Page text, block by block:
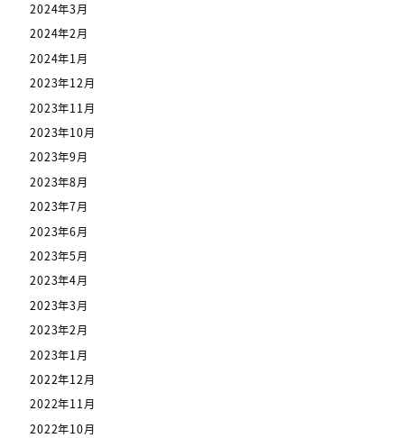
2024年3月
2024年2月
2024年1月
2023年12月
2023年11月
2023年10月
2023年9月
2023年8月
2023年7月
2023年6月
2023年5月
2023年4月
2023年3月
2023年2月
2023年1月
2022年12月
2022年11月
2022年10月